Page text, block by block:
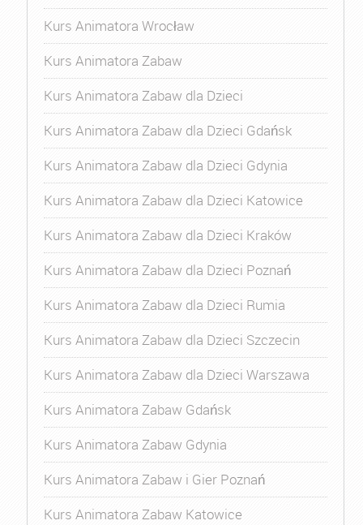
Kurs Animatora Wrocław
Kurs Animatora Zabaw
Kurs Animatora Zabaw dla Dzieci
Kurs Animatora Zabaw dla Dzieci Gdańsk
Kurs Animatora Zabaw dla Dzieci Gdynia
Kurs Animatora Zabaw dla Dzieci Katowice
Kurs Animatora Zabaw dla Dzieci Kraków
Kurs Animatora Zabaw dla Dzieci Poznań
Kurs Animatora Zabaw dla Dzieci Rumia
Kurs Animatora Zabaw dla Dzieci Szczecin
Kurs Animatora Zabaw dla Dzieci Warszawa
Kurs Animatora Zabaw Gdańsk
Kurs Animatora Zabaw Gdynia
Kurs Animatora Zabaw i Gier Poznań
Kurs Animatora Zabaw Katowice